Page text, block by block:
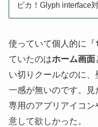
ピカ！Glyph interface
使っていて個人的に『
ていたのはホーム画面
い切りクールなのに
一感が無いのです。見
専用のアプリアイコ
意して欲しかった。